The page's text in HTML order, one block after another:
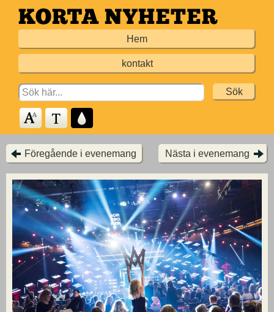
Hoppa
till
Hem
kontakt
Search
for:
Föregående i evenemang Nästa i evenemang